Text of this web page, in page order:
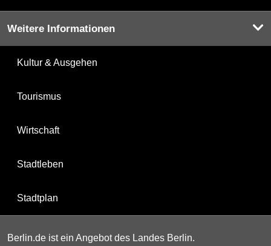
Weitere Informationen
Kultur & Ausgehen
Tourismus
Wirtschaft
Stadtleben
Stadtplan
Berlin.de ist ein Angebot des Landes Berlin.